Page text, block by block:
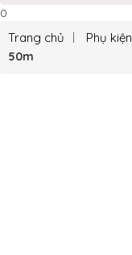
0
Trang chủ Phụ kiện
50m